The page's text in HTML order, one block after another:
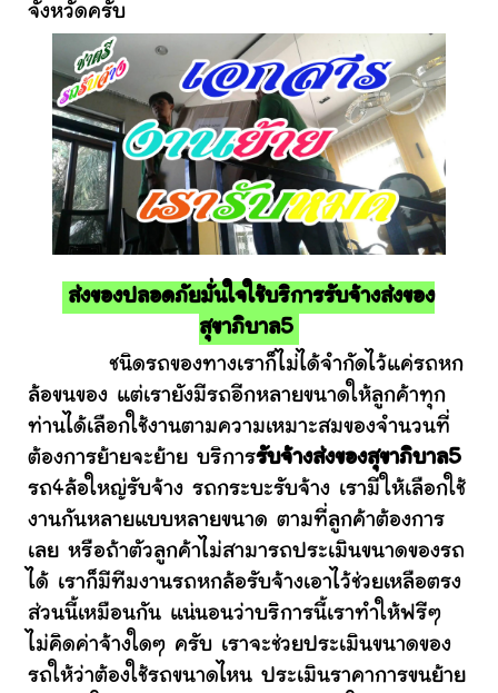
จังหวัดครับ
ส่งของปลอดภัยมั่นใจใช้บริการรับจ้างส่งของ
สุขาภิบาล5
ชนิดรถของทางเราก็ไม่ได้จำกัดไว้แค่รถหก
ล้อขนของ แต่เรายังมีรถอีกหลายขนาดให้ลูกค้าทุก
ท่านได้เลือกใช้งานตามความเหมาะสมของจำนวนที่
ต้องการย้ายจะย้าย บริการรับจ้างส่งของสุขาภิบาล5
รถ4ล้อใหญ่รับจ้าง รถกระบะรับจ้าง เรามีให้เลือกใช้
งานกันหลายแบบหลายขนาด ตามที่ลูกค้าต้องการ
เลย หรือถ้าตัวลูกค้าไม่สามารถประเมินขนาดของรถ
ได้ เราก็มีทีมงานรถหกล้อรับจ้างเอาไว้ช่วยเหลือตรง
ส่วนนี้เหมือนกัน แน่นอนว่าบริการนี้เราทำให้ฟรีๆ
ไม่คิดค่าจ้างใดๆ ครับ เราจะช่วยประเมินขนาดของ
รถให้ว่าต้องใช้รถขนาดไหน ประเมินราคาการขนย้าย